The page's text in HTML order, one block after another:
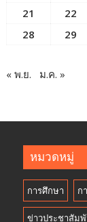
21
22
28
29
« พ.ย. ม.ค. »
หมวดหมู่
การศึกษา ก
ข่าวประชาสัม